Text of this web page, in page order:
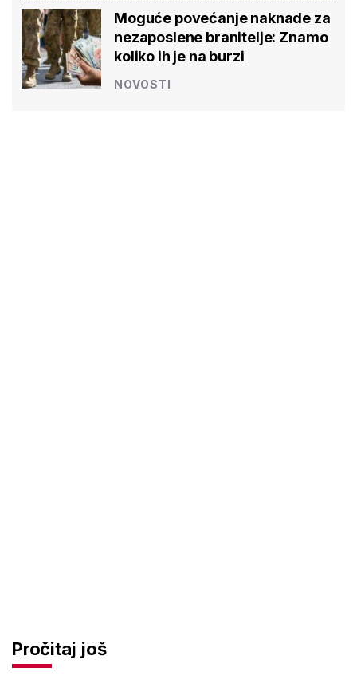
Moguće povećanje naknade za
nezaposlene branitelje: Znamo
koliko ih je na burzi
NOVOSTI
Pročitaj još